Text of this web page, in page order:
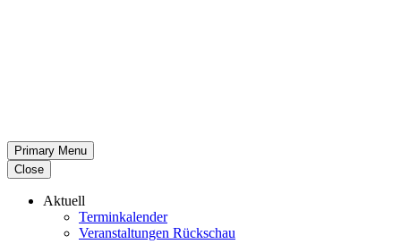
Primary Menu
Close
Aktuell
Termin­ka­lender
Veran­stal­tungen Rückschau